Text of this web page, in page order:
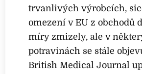
trvanlivých výrobcích,
omezení v EU z obchodů
míry zmizely, ale v
potravinách se stále
British Medical Journal